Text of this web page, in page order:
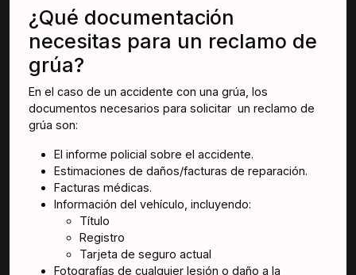
¿Qué documentación
necesitas para un reclamo de
grúa?
En el caso de un accidente con una grúa, los
documentos necesarios para solicitar un reclamo de
grúa son:
El informe policial sobre el accidente.
Estimaciones de daños/facturas de reparación.
Facturas médicas.
Información del vehículo, incluyendo:
Título
Registro
Tarjeta de seguro actual
Fotografías de cualquier lesión o daño a la